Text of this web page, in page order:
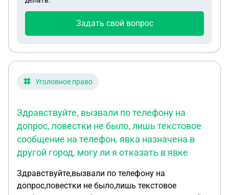
Задать свой вопрос
Уголовное право
Здравствуйте, вызвали по телефону на
допрос, повестки не было, лишь текстовое
сообщение на телефон, явка назначена в
другой город, могу ли я отказать в явке
Здравствуйте,вызвали по телефону на
допрос,повестки не было,лишь текстовое